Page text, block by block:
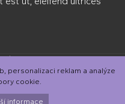
se
personalizaci reklam a analýze
cookie.
informace